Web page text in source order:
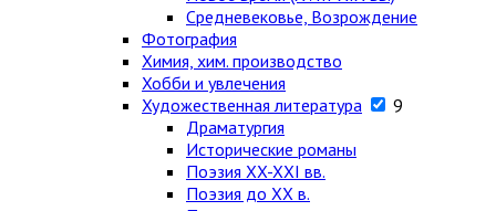
Средневековье, Возрождение
Фотография
Химия, хим. производство
Хобби и увлечения
Художественная литература
9
Драматургия
Исторические романы
Поэзия XX-XXI вв.
Поэзия до XX в.